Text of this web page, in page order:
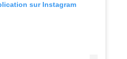
sur Instagram